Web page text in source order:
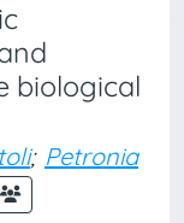
biological
; Petronia